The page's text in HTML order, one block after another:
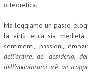
o teoretica.
Ma leggiamo un passo
la virtù etica sia
sentimenti, passioni,
dell’ardire, del desiderio,
dell’addolorarsi v’è un